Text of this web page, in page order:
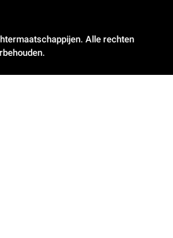
Alle rechten